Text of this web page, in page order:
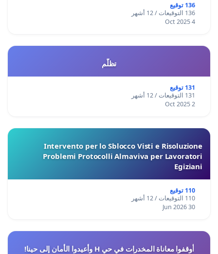
136 توقيع
136 التوقيعات / 12 أشهر
4 Oct 2025
تظلّم
131 توقيع
131 التوقيعات / 12 أشهر
2 Oct 2025
Intervento per lo Sblocco Visti e Risoluzione
Problemi Protocolli Almaviva per Lavoratori
Egiziani
110 توقيع
110 التوقيعات / 12 أشهر
30 Jun 2026
أوقفوا معاناة المخدرات في حي H وأعيدوا الأمان إلى حينا!